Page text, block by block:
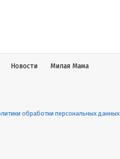
Новости Милая Мама
обработки персональных данных